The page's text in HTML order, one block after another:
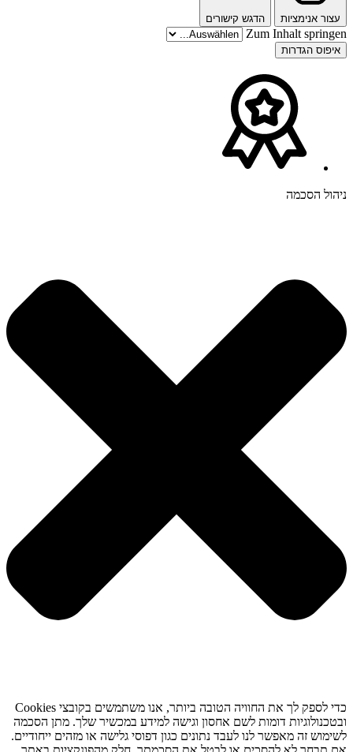
עצור אנימציות הדגש קישורים
Zum Inhalt springen
איפוס הגדרות
ניהול הסכמה
כדי לספק לך את החוויה הטובה ביותר, אנו משתמשים בקובצי Cookies
ובטכנולוגיות דומות לשם אחסון וגישה למידע במכשיר שלך. מתן הסכמה
לשימוש זה מאפשר לנו לעבד נתונים כגון דפוסי גלישה או מזהים ייחודיים.